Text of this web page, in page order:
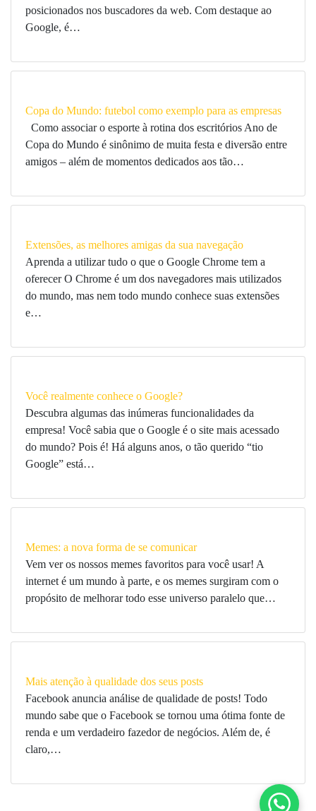
posicionados nos buscadores da web. Com destaque ao
Google, é…
Copa do Mundo: futebol como exemplo para as empresas
Como associar o esporte à rotina dos escritórios Ano de
Copa do Mundo é sinônimo de muita festa e diversão entre
amigos – além de momentos dedicados aos tão…
Extensões, as melhores amigas da sua navegação
Aprenda a utilizar tudo o que o Google Chrome tem a
oferecer O Chrome é um dos navegadores mais utilizados
do mundo, mas nem todo mundo conhece suas extensões
e…
Você realmente conhece o Google?
Descubra algumas das inúmeras funcionalidades da
empresa! Você sabia que o Google é o site mais acessado
do mundo? Pois é! Há alguns anos, o tão querido “tio
Google” está…
Memes: a nova forma de se comunicar
Vem ver os nossos memes favoritos para você usar! A
internet é um mundo à parte, e os memes surgiram com o
propósito de melhorar todo esse universo paralelo que…
Mais atenção à qualidade dos seus posts
Facebook anuncia análise de qualidade de posts! Todo
mundo sabe que o Facebook se tornou uma ótima fonte de
renda e um verdadeiro fazedor de negócios. Além de, é
claro,…